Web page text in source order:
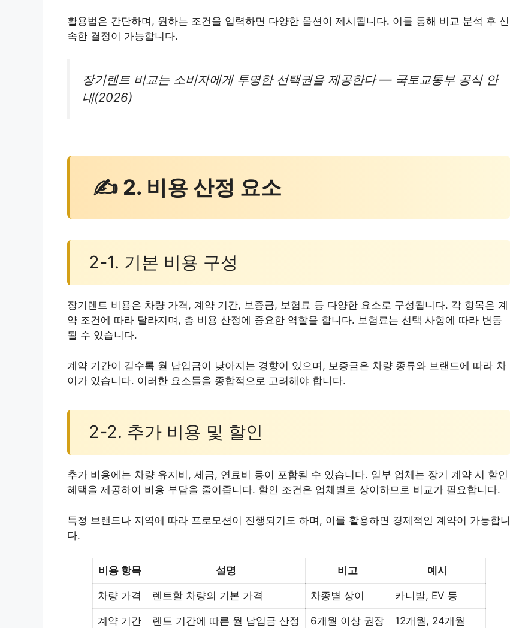
활용법은 간단하며, 원하는 조건을 입력하면 다양한 옵션이 제시됩니다. 이를 통해 비교 분석 후 신
속한 결정이 가능합니다.
장기렌트 비교는 소비자에게 투명한 선택권을 제공한다 — 국토교통부 공식 안
내(2026)
✍ 2. 비용 산정 요소
2-1. 기본 비용 구성
장기렌트 비용은 차량 가격, 계약 기간, 보증금, 보험료 등 다양한 요소로 구성됩니다. 각 항목은 계
약 조건에 따라 달라지며, 총 비용 산정에 중요한 역할을 합니다. 보험료는 선택 사항에 따라 변동
될 수 있습니다.
계약 기간이 길수록 월 납입금이 낮아지는 경향이 있으며, 보증금은 차량 종류와 브랜드에 따라 차
이가 있습니다. 이러한 요소들을 종합적으로 고려해야 합니다.
2-2. 추가 비용 및 할인
추가 비용에는 차량 유지비, 세금, 연료비 등이 포함될 수 있습니다. 일부 업체는 장기 계약 시 할인
혜택을 제공하여 비용 부담을 줄여줍니다. 할인 조건은 업체별로 상이하므로 비교가 필요합니다.
특정 브랜드나 지역에 따라 프로모션이 진행되기도 하며, 이를 활용하면 경제적인 계약이 가능합니
다.
비용 항목 설명 비고 예시
차량 가격 렌트할 차량의 기본 가격 차종별 상이 카니발, EV 등
계약 기간 렌트 기간에 따른 월 납입금 산정 6개월 이상 권장 12개월, 24개월